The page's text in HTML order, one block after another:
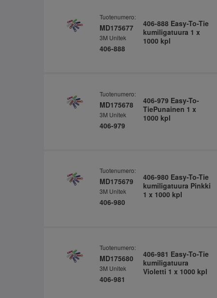
Tuotenumero:
MD175677
3M Unitek
406-888
406-888 Easy-To-Tie
kumiligatuura 1 x
1000 kpl
Tuotenumero:
MD175678
3M Unitek
406-979
406-979 Easy-To-
TiePunainen 1 x
1000 kpl
Tuotenumero:
MD175679
3M Unitek
406-980
406-980 Easy-To-Tie
kumiligatuura Pinkki
1 x 1000 kpl
Tuotenumero:
MD175680
3M Unitek
406-981
406-981 Easy-To-Tie
kumiligatuura
Violetti 1 x 1000 kpl